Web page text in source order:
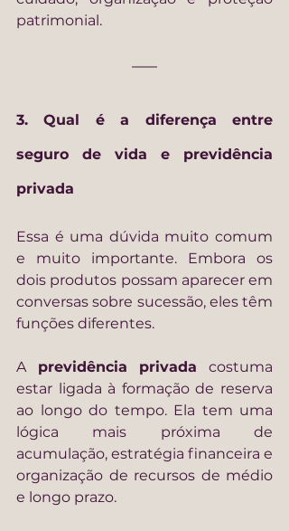
patrimonial.
3. Qual é a diferença entre
seguro de vida e previdência
privada
Essa é uma dúvida muito comum
e muito importante. Embora os
dois produtos possam aparecer em
conversas sobre sucessão, eles têm
funções diferentes.
A previdência privada costuma
estar ligada à formação de reserva
ao longo do tempo. Ela tem uma
lógica mais próxima de
acumulação, estratégia financeira e
organização de recursos de médio
e longo prazo.